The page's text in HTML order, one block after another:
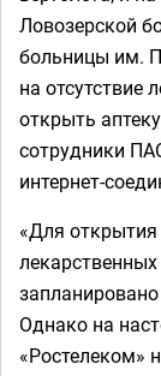
Ловозерской
больницы им.
на отсутствие
открыть
сотрудники
интернет-
«Для
Однако на
«Ростелеком»